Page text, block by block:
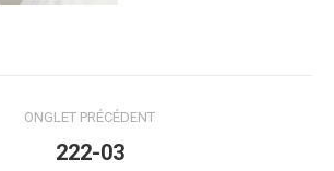
ONGLET PRÉCÉDENT
Onglet
222-03